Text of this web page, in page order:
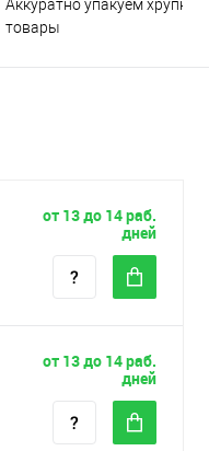
Аккуратно упакуем хрупкие
товары
от 13 до 14 раб.
дней
от 13 до 14 раб.
дней